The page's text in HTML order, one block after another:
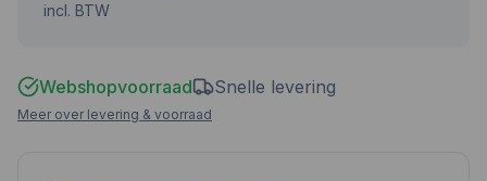
incl. BTW
Webshopvoorraad Snelle levering
Meer over levering & voorraad